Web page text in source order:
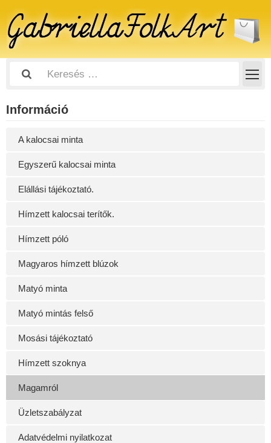
Információ
A kalocsai minta
Egyszerű kalocsai minta
Elállási tájékoztató.
Hímzett kalocsai terítők.
Hímzett póló
Magyaros hímzett blúzok
Matyó minta
Matyó mintás felső
Mosási tájékoztató
Hímzett szoknya
Magamról
Üzletszabályzat
Adatvédelmi nyilatkozat